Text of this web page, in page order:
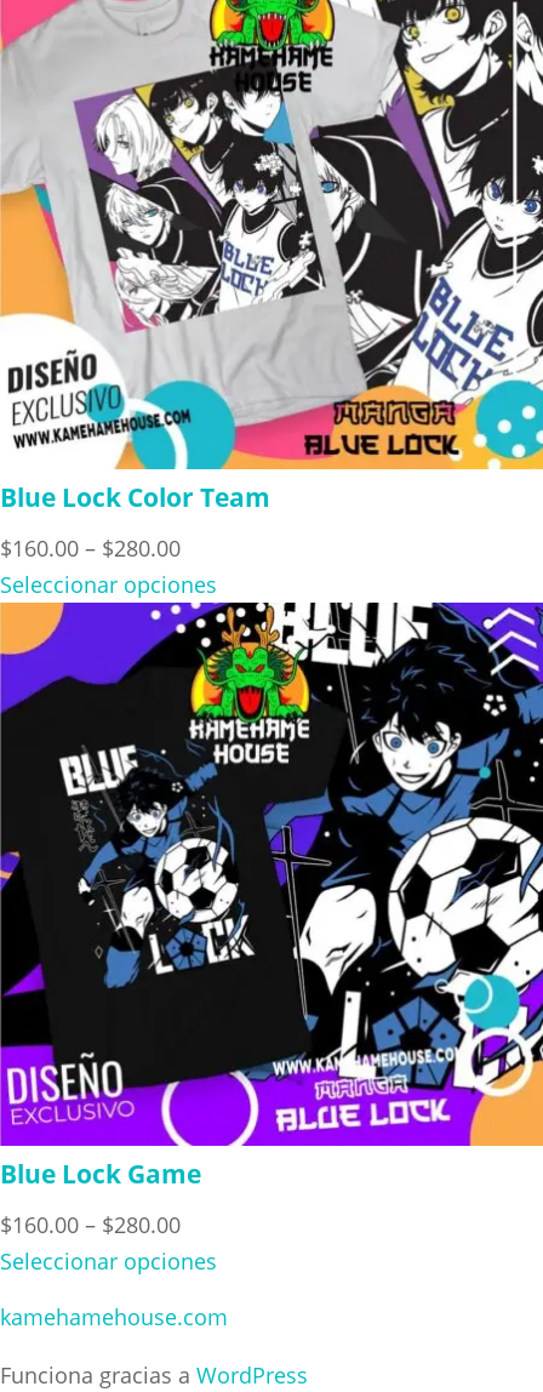
$280.00
Blue Lock Color Team
$160.00 – $280.00Price
range:
$160.00
through
$280.00
Seleccionar opciones
Blue Lock Game
$160.00 – $280.00Price
range:
through
$280.00
Seleccionar opciones
kamehamehouse.com
Funciona gracias a WordPress